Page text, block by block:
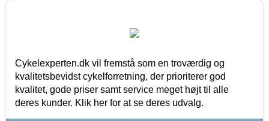
Cykelexperten.dk vil fremstå som en troværdig og
kvalitetsbevidst cykelforretning, der prioriterer god
kvalitet, gode priser samt service meget højt til alle
deres kunder. Klik her for at se deres udvalg.